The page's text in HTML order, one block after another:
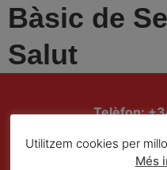
Bàsic de
Salut
Telèfon:
Plaça Sant
Utilitzem cookies per
Més